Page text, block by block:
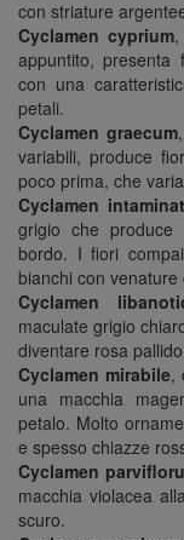
con striature
Cyclamen cyprium,
appuntito, presenta
con una
petali.
Cyclamen graecum
variabili, produce
poco prima, che
Cyclamen
grigio che produce
bordo. I fiori
bianchi con venature
Cyclamen
maculate grigio
diventare rosa
Cyclamen mirabile,
una macchia
petalo. Molto
e spesso chiazze
Cyclamen
macchia violacea
scuro.